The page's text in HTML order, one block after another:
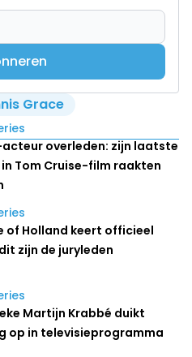
Grace
acteur overleden: zijn laatste
Tom Cruise-film raakten
of Holland keert officieel
zijn de juryleden
Martijn Krabbé duikt
op in televisieprogramma